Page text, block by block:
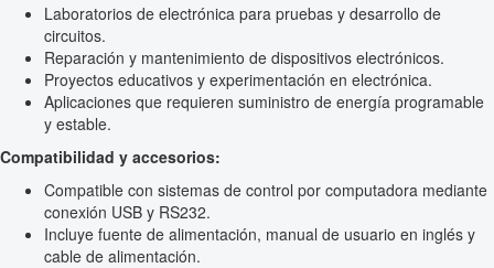
Laboratorios de electrónica para pruebas y desarrollo de
circuitos.
Reparación y mantenimiento de dispositivos electrónicos.
Proyectos educativos y experimentación en electrónica.
Aplicaciones que requieren suministro de energía programable
y estable.
Compatibilidad y accesorios:
Compatible con sistemas de control por computadora mediante
conexión USB y RS232.
Incluye fuente de alimentación, manual de usuario en inglés y
cable de alimentación.